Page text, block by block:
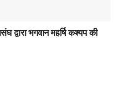
द्वारा भगवान महर्षि कश्यप की